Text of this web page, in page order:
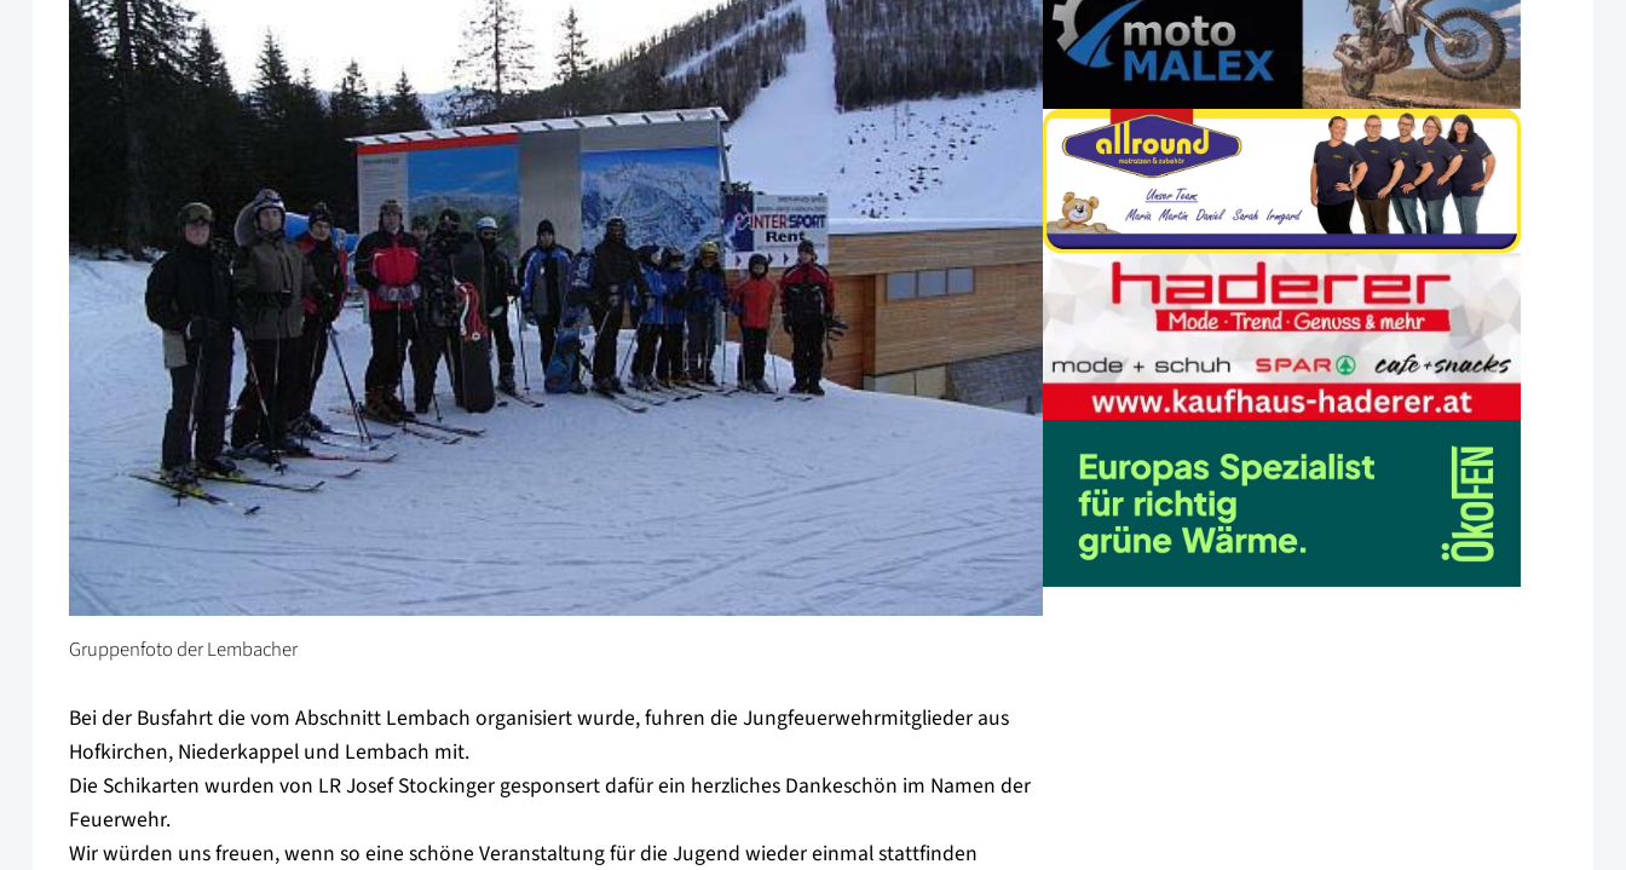
Gruppenfoto der Lembacher
Bei der Busfahrt die vom Abschnitt Lembach organisiert wurde, fuhren die Jungfeuerwehrmitglieder aus
Hofkirchen, Niederkappel und Lembach mit.
Die Schikarten wurden von LR Josef Stockinger gesponsert dafür ein herzliches Dankeschön im Namen der
Feuerwehr.
Wir würden uns freuen, wenn so eine schöne Veranstaltung für die Jugend wieder einmal stattfinden